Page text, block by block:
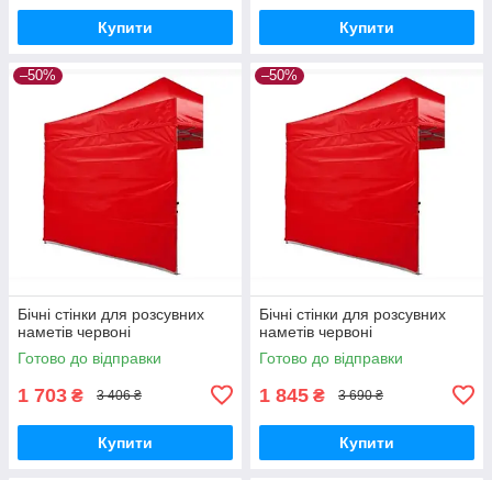
Купити Купити
–50%
Бічні стінки для розсувних
наметів червоні
Готово до відправки
1 703 ₴ 3 406 ₴
Купити
–50%
Бічні стінки для розсувних
наметів червоні
Готово до відправки
1 845 ₴ 3 690 ₴
Купити